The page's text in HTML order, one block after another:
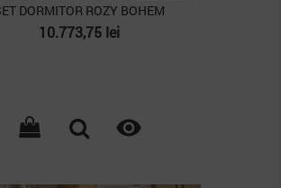
DORMITOR ROZY BOHEM
Pret
10.773,75 lei
